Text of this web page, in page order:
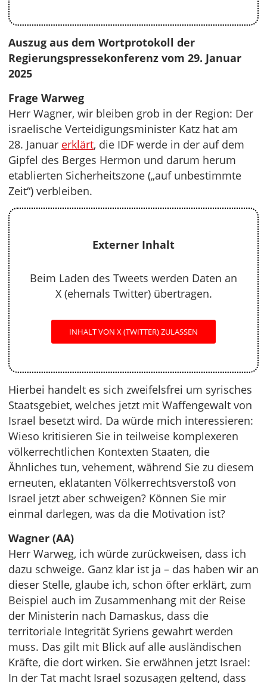
Auszug aus dem Wortprotokoll der
Regierungspressekonferenz vom 29. Januar
2025
Frage Warweg
Herr Wagner, wir bleiben grob in der Region: Der
israelische Verteidigungsminister Katz hat am
28. Januar erklärt, die IDF werde in der auf dem
Gipfel des Berges Hermon und darum herum
etablierten Sicherheitszone („auf unbestimmte
Zeit“) verbleiben.
Externer Inhalt
Beim Laden des Tweets werden Daten an
X (ehemals Twitter) übertragen.
INHALT VON X (TWITTER) ZULASSEN
Hierbei handelt es sich zweifelsfrei um syrisches
Staatsgebiet, welches jetzt mit Waffengewalt von
Israel besetzt wird. Da würde mich interessieren:
Wieso kritisieren Sie in teilweise komplexeren
völkerrechtlichen Kontexten Staaten, die
Ähnliches tun, vehement, während Sie zu diesem
erneuten, eklatanten Völkerrechtsverstoß von
Israel jetzt aber schweigen? Können Sie mir
einmal darlegen, was da die Motivation ist?
Wagner (AA)
Herr Warweg, ich würde zurückweisen, dass ich
dazu schweige. Ganz klar ist ja – das haben wir an
dieser Stelle, glaube ich, schon öfter erklärt, zum
Beispiel auch im Zusammenhang mit der Reise
der Ministerin nach Damaskus, dass die
territoriale Integrität Syriens gewahrt werden
muss. Das gilt mit Blick auf alle ausländischen
Kräfte, die dort wirken. Sie erwähnen jetzt Israel:
In der Tat macht Israel sozusagen geltend, dass